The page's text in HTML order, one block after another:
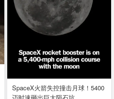
SpaceX火箭失控撞击月球！5400